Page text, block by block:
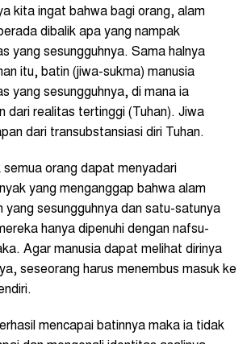
kita ingat bahwa bagi orang, alam
dibalik apa yang nampak
yang sesungguhnya. Sama halnya
itu, batin (jiwa-sukma) manusia
yang sesungguhnya, di mana ia
dari realitas tertinggi (Tuhan). Jiwa
dari transubstansiasi diri Tuhan.
orang dapat menyadari
yang menganggap bahwa alam
yang sesungguhnya dan satu-satunya
hanya dipenuhi dengan nafsu-
Agar manusia dapat melihat dirinya
seseorang harus menembus masuk ke
mencapai batinnya maka ia tidak